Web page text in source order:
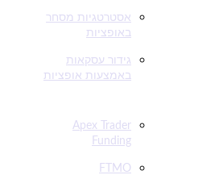
אסטרטגיות מסחר
באופציות
גידור עסקאות
באמצעות אופציות
Apex Trader
Funding
FTMO